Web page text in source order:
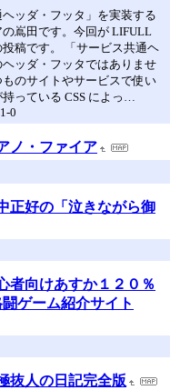
ッダ・フッタ」を実装する
嶌田です。今回が LIFULL
稿です。 「サービス共通ヘ
ッダ・フッタではありませ
のサイトやサービスで使い
っている CSS によっ…
0
ノ・ファイア
正好の「泣きながら御
者向けあすか１２０％
ゲーム紹介サイト
抜人の日記完全版